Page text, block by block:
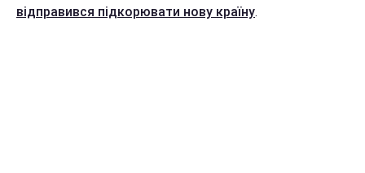
відправився підкорювати нову країну.